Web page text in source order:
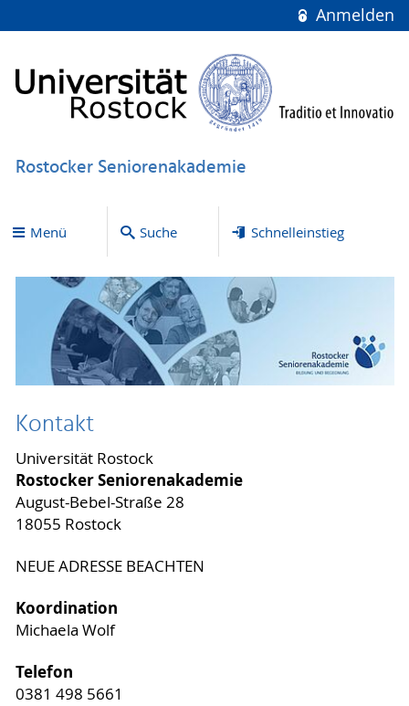
Anmelden
Rostocker Seniorenakademie
Menü Suche Schnelleinstieg
Kontakt
Universität Rostock
Rostocker Seniorenakademie
August-Bebel-Straße 28
18055 Rostock
NEUE ADRESSE BEACHTEN
Koordination
Michaela Wolf
Telefon
0381 498 5661